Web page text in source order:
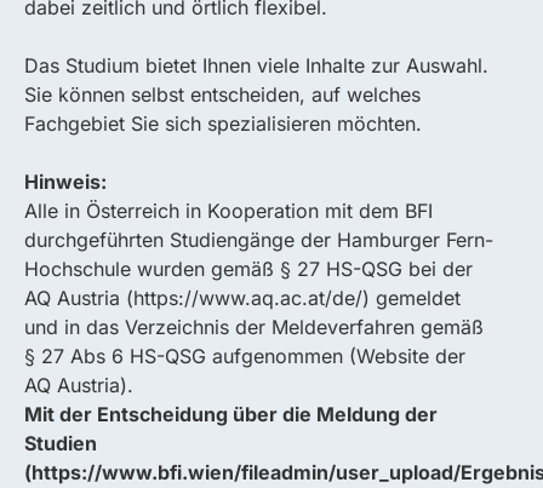
dabei zeitlich und örtlich flexibel.
Das Studium bietet Ihnen viele Inhalte zur Auswahl.
Sie können selbst entscheiden, auf welches
Fachgebiet Sie sich spezialisieren möchten.
Hinweis:
Alle in Österreich in Kooperation mit dem BFI
durchgeführten Studiengänge der Hamburger Fern-
Hochschule wurden gemäß § 27 HS-QSG bei der
AQ Austria (https://www.aq.ac.at/de/) gemeldet
und in das Verzeichnis der Meldeverfahren gemäß
§ 27 Abs 6 HS-QSG aufgenommen (Website der
AQ Austria).
Mit der Entscheidung über die Meldung der
Studien
(https://www.bfi.wien/fileadmin/user_upload/